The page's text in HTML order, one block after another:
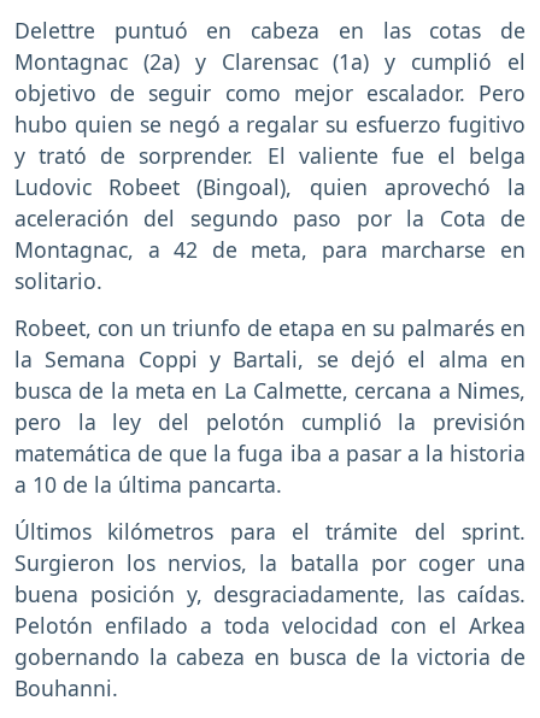
Delettre puntuó en cabeza en las cotas de
Montagnac (2a) y Clarensac (1a) y cumplió el
objetivo de seguir como mejor escalador. Pero
hubo quien se negó a regalar su esfuerzo fugitivo
y trató de sorprender. El valiente fue el belga
Ludovic Robeet (Bingoal), quien aprovechó la
aceleración del segundo paso por la Cota de
Montagnac, a 42 de meta, para marcharse en
solitario.
Robeet, con un triunfo de etapa en su palmarés en
la Semana Coppi y Bartali, se dejó el alma en
busca de la meta en La Calmette, cercana a Nimes,
pero la ley del pelotón cumplió la previsión
matemática de que la fuga iba a pasar a la historia
a 10 de la última pancarta.
Últimos kilómetros para el trámite del sprint.
Surgieron los nervios, la batalla por coger una
buena posición y, desgraciadamente, las caídas.
Pelotón enfilado a toda velocidad con el Arkea
gobernando la cabeza en busca de la victoria de
Bouhanni.